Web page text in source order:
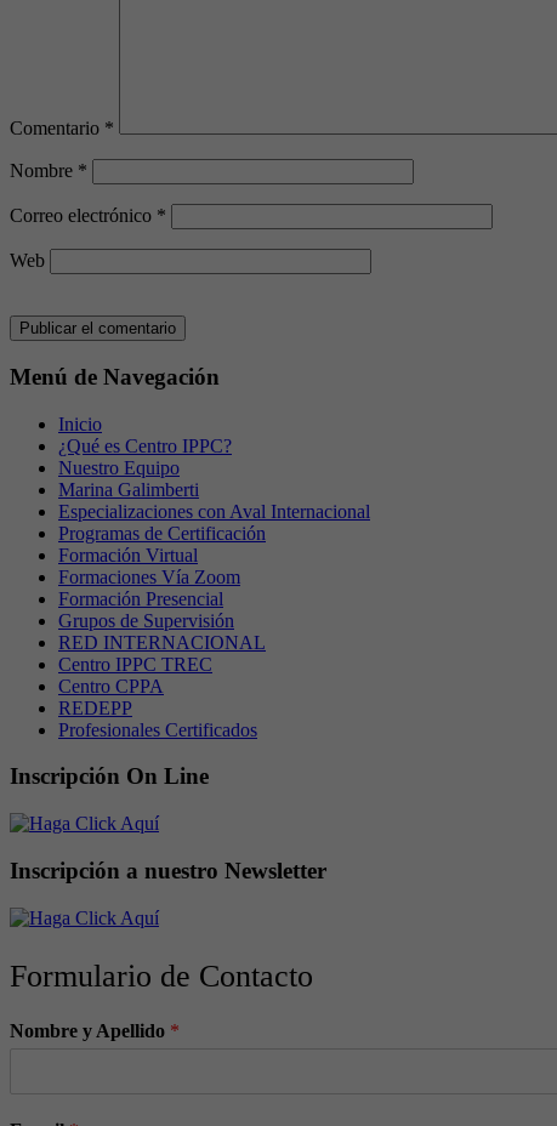
Comentario *
Nombre *
Correo electrónico *
Web
Menú de Navegación
Inicio
¿Qué es Centro IPPC?
Nuestro Equipo
Marina Galimberti
Especializaciones con Aval Internacional
Programas de Certificación
Formación Virtual
Formaciones Vía Zoom
Formación Presencial
Grupos de Supervisión
RED INTERNACIONAL
Centro IPPC TREC
Centro CPPA
REDEPP
Profesionales Certificados
Inscripción On Line
Inscripción a nuestro Newsletter
Formulario de Contacto
Nombre y Apellido *